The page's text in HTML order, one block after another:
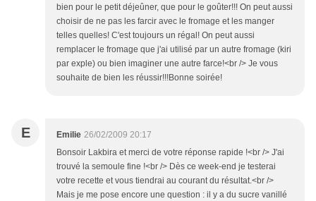
bien pour le petit déjeûner, que pour le goûter!!! On peut aussi
choisir de ne pas les farcir avec le fromage et les manger
telles quelles! C'est toujours un régal! On peut aussi
remplacer le fromage que j'ai utilisé par un autre fromage (kiri
par exple) ou bien imaginer une autre farce!<br /> Je vous
souhaite de bien les réussir!!!Bonne soirée!
E Emilie 26/02/2009 20:17
Bonsoir Lakbira et merci de votre réponse rapide !<br /> J'ai
trouvé la semoule fine !<br /> Dès ce week-end je testerai
votre recette et vous tiendrai au courant du résultat.<br />
Mais je me pose encore une question : il y a du sucre vanillé